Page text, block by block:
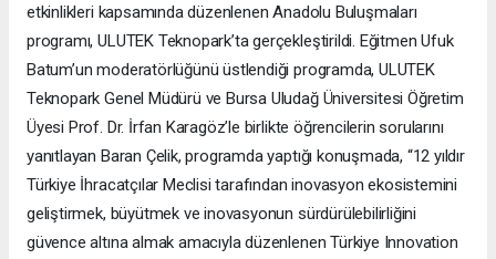
etkinlikleri kapsamında düzenlenen Anadolu Buluşmaları
programı, ULUTEK Teknopark’ta gerçekleştirildi. Eğitmen Ufuk
Batum’un moderatörlüğünü üstlendiği programda, ULUTEK
Teknopark Genel Müdürü ve Bursa Uludağ Üniversitesi Öğretim
Üyesi Prof. Dr. İrfan Karagöz’le birlikte öğrencilerin sorularını
yanıtlayan Baran Çelik, programda yaptığı konuşmada, “12 yıldır
Türkiye İhracatçılar Meclisi tarafından inovasyon ekosistemini
geliştirmek, büyütmek ve inovasyonun sürdürülebilirliğini
güvence altına almak amacıyla düzenlenen Türkiye Innovation